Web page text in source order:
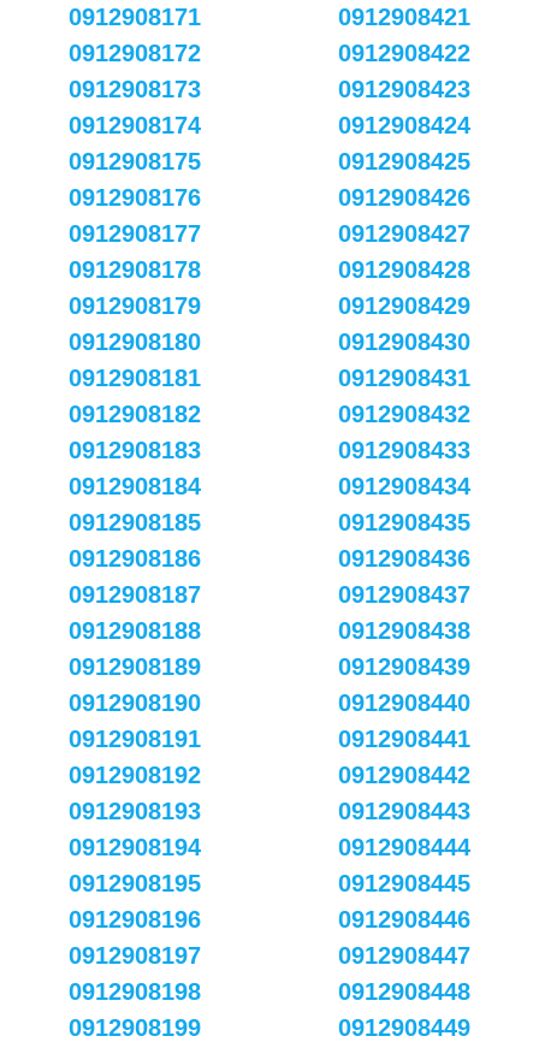
0912908171
0912908172
0912908173
0912908174
0912908175
0912908176
0912908177
0912908178
0912908179
0912908180
0912908181
0912908182
0912908183
0912908184
0912908185
0912908186
0912908187
0912908188
0912908189
0912908190
0912908191
0912908192
0912908193
0912908194
0912908195
0912908196
0912908197
0912908198
0912908199
0912908421
0912908422
0912908423
0912908424
0912908425
0912908426
0912908427
0912908428
0912908429
0912908430
0912908431
0912908432
0912908433
0912908434
0912908435
0912908436
0912908437
0912908438
0912908439
0912908440
0912908441
0912908442
0912908443
0912908444
0912908445
0912908446
0912908447
0912908448
0912908449